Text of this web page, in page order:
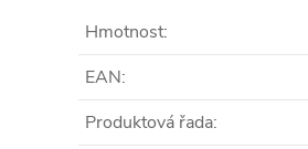
Hmotnost:
EAN:
Produktová řada: